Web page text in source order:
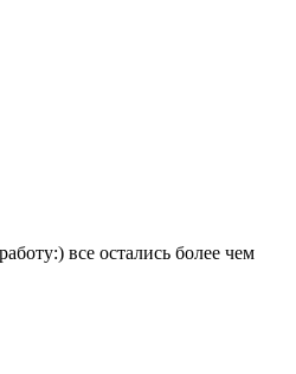
все остались более чем